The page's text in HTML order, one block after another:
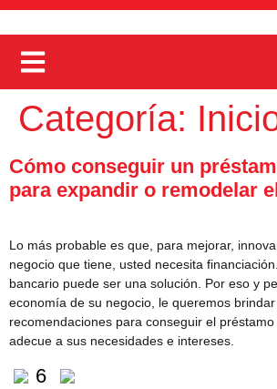
Categoría:
Cómo conseguir un
para expandir o remodelar
Lo más probable es que, para mejorar,
negocio que tiene, usted necesita
bancario puede ser una solución. Por eso y
economía de su negocio, le queremos
recomendaciones para conseguir el
adecue a sus necesidades e intereses.
6